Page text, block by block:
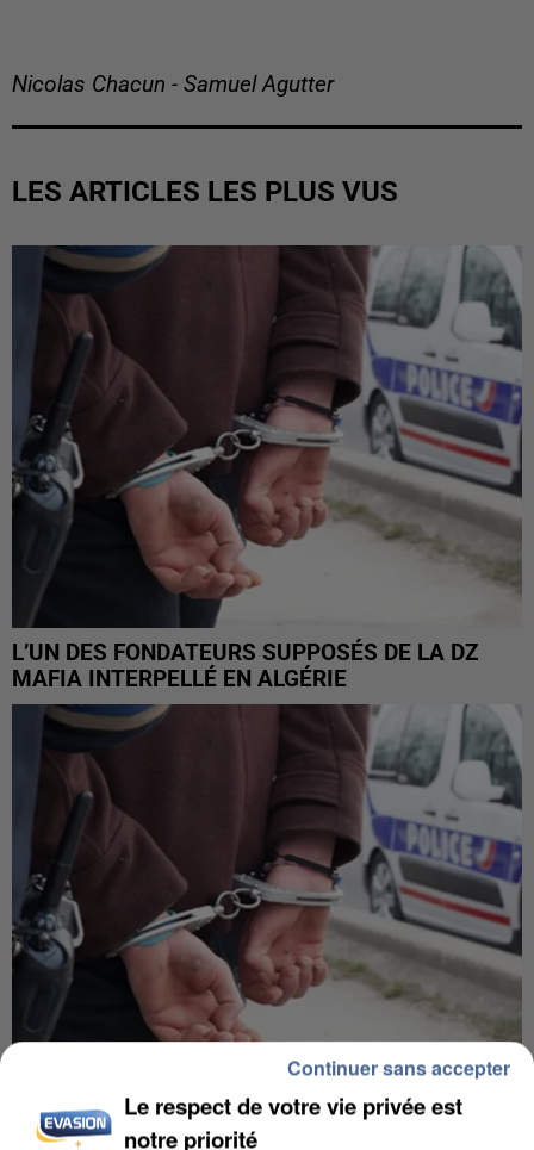
Nicolas Chacun - Samuel Agutter
LES ARTICLES LES PLUS VUS
L’UN DES FONDATEURS SUPPOSÉS DE LA DZ
MAFIA INTERPELLÉ EN ALGÉRIE
UN SECOND CADRE DE LA DZ MAFIA
INTERPELLÉ EN ALGÉRIE
Le respect de votre vie privée est
notre priorité
Continuer sans accepter